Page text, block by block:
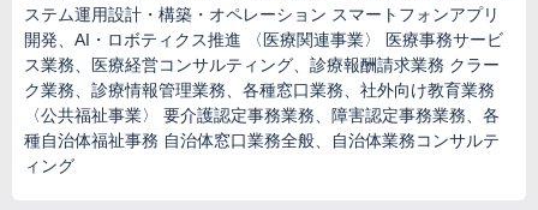
ステム運用設計・構築・オペレーション スマートフォンアプリ
開発、AI・ロボティクス推進 〈医療関連事業〉 医療事務サービ
ス業務、医療経営コンサルティング、診療報酬請求業務 クラー
ク業務、診療情報管理業務、各種窓口業務、社外向け教育業務
〈公共福祉事業〉 要介護認定事務業務、障害認定事務業務、各
種自治体福祉事務 自治体窓口業務全般、自治体業務コンサルテ
ィング